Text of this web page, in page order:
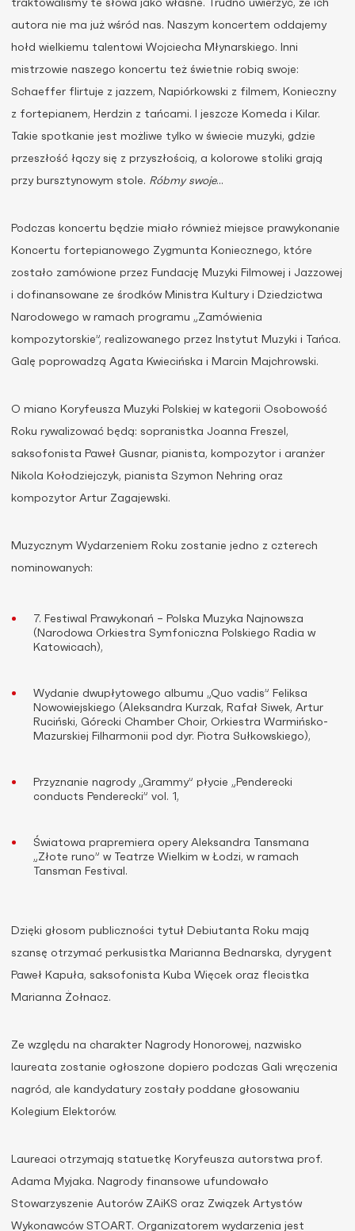
traktowaliśmy te słowa jako własne. Trudno uwierzyć, że ich
autora nie ma już wśród nas. Naszym koncertem oddajemy
hołd wielkiemu talentowi Wojciecha Młynarskiego. Inni
mistrzowie naszego koncertu też świetnie robią swoje:
Schaeffer flirtuje z jazzem, Napiórkowski z filmem, Konieczny
z fortepianem, Herdzin z tańcami. I jeszcze Komeda i Kilar.
Takie spotkanie jest możliwe tylko w świecie muzyki, gdzie
przeszłość łączy się z przyszłością, a kolorowe stoliki grają
przy bursztynowym stole. Róbmy swoje…
Podczas koncertu będzie miało również miejsce prawykonanie
Koncertu fortepianowego Zygmunta Koniecznego, które
zostało zamówione przez Fundację Muzyki Filmowej i Jazzowej
i dofinansowane ze środków Ministra Kultury i Dziedzictwa
Narodowego w ramach programu „Zamówienia
kompozytorskie”, realizowanego przez Instytut Muzyki i Tańca.
Galę poprowadzą Agata Kwiecińska i Marcin Majchrowski.
O miano Koryfeusza Muzyki Polskiej w kategorii Osobowość
Roku rywalizować będą: sopranistka Joanna Freszel,
saksofonista Paweł Gusnar, pianista, kompozytor i aranżer
Nikola Kołodziejczyk, pianista Szymon Nehring oraz
kompozytor Artur Zagajewski.
Muzycznym Wydarzeniem Roku zostanie jedno z czterech
nominowanych:
7. Festiwal Prawykonań – Polska Muzyka Najnowsza
(Narodowa Orkiestra Symfoniczna Polskiego Radia w
Katowicach),
Wydanie dwupłytowego albumu „Quo vadis” Feliksa
Nowowiejskiego (Aleksandra Kurzak, Rafał Siwek, Artur
Ruciński, Górecki Chamber Choir, Orkiestra Warmińsko-
Mazurskiej Filharmonii pod dyr. Piotra Sułkowskiego),
Przyznanie nagrody „Grammy” płycie „Penderecki
conducts Penderecki” vol. 1,
Światowa prapremiera opery Aleksandra Tansmana
„Złote runo” w Teatrze Wielkim w Łodzi, w ramach
Tansman Festival.
Dzięki głosom publiczności tytuł Debiutanta Roku mają
szansę otrzymać perkusistka Marianna Bednarska, dyrygent
Paweł Kapuła, saksofonista Kuba Więcek oraz flecistka
Marianna Żołnacz.
Ze względu na charakter Nagrody Honorowej, nazwisko
laureata zostanie ogłoszone dopiero podczas Gali wręczenia
nagród, ale kandydatury zostały poddane głosowaniu
Kolegium Elektorów.
Laureaci otrzymają statuetkę Koryfeusza autorstwa prof.
Adama Myjaka. Nagrody finansowe ufundowało
Stowarzyszenie Autorów ZAiKS oraz Związek Artystów
Wykonawców STOART. Organizatorem wydarzenia jest